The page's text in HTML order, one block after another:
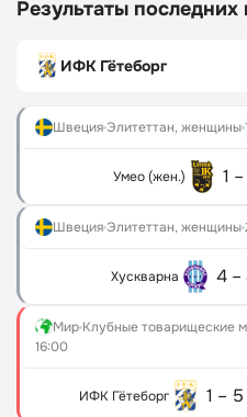
Чемпионат мира
Чемпионат Европы
IEM Cologne
The International
Esports World Cup Counter Strike
Результаты последних
ИФК Гётеборг
Швеция Элитеттан, женщины
Умео (жен.) 1 –
Швеция Элитеттан, женщины
Хускварна 4 –
Мир Клубные товарищеские
16:00
ИФК Гётеборг 1 – 5